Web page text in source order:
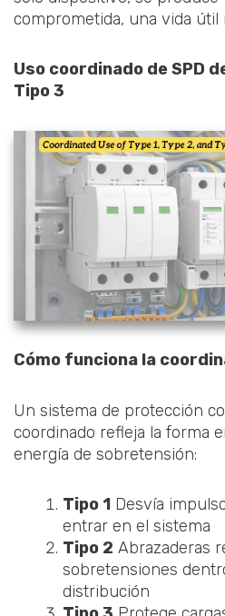
comprometida, una vida útil
Uso coordinado de SPD
Tipo 3
Cómo funciona la
Un sistema de protección
coordinado refleja la forma
energía de sobretensión:
Tipo 1 Desvía
entrar en el sistema
Tipo 2 Abrazaderas
sobretensiones
distribución